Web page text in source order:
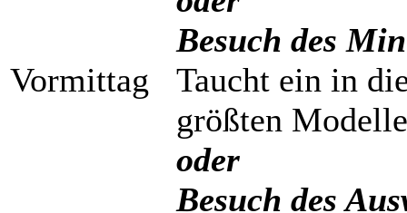
Vormittag
Besuch des
Taucht ein in
größten
oder
Besuch des